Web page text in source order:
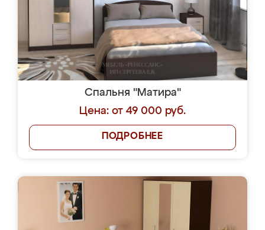
Спальня "Матира"
Цена: от 49 000 руб.
ПОДРОБНЕЕ